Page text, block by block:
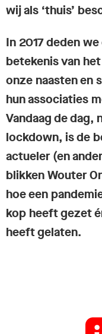
wij als ‘thuis’
In 2017 deden
betekenis van
onze naasten en
hun associaties
Vandaag de dag,
lockdown, is de
actueler (en
blikken Wouter
hoe een
kop heeft gezet
heeft gelaten.